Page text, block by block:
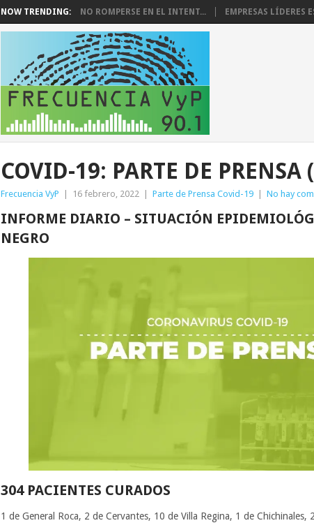
NOW TRENDING: NO ROMPERSE EN EL INTENT... EMPRESAS LÍDERES
COVID-19: PARTE DE PRENSA
Frecuencia VyP 16 febrero, 2022 Parte de Prensa Covid-19 No hay
INFORME DIARIO – SITUACIÓN
NEGRO
304 PACIENTES CURADOS
1 de General Roca, 2 de Cervantes, 10 de Villa Regina, 1 de